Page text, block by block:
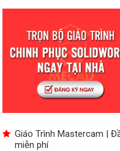
Giáo Trình Mastercam |
miễn phí